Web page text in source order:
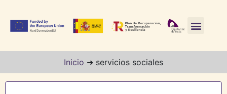
Inicio ➜ servicios sociales